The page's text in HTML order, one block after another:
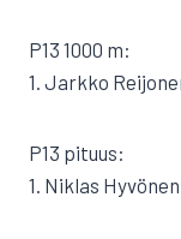
P13 1000 m:
1. Jarkko
P13 pituus:
1. Niklas